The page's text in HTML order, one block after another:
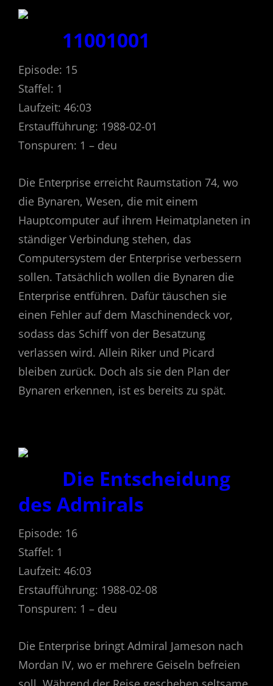
11001001
Episode: 15
Staffel: 1
Laufzeit: 46:03
Erstaufführung: 1988-02-01
Tonspuren: 1 – deu
Die Enterprise erreicht Raumstation 74, wo
die Bynaren, Wesen, die mit einem
Hauptcomputer auf ihrem Heimatplaneten in
ständiger Verbindung stehen, das
Computersystem der Enterprise verbessern
sollen. Tatsächlich wollen die Bynaren die
Enterprise entführen. Dafür täuschen sie
einen Fehler auf dem Maschinendeck vor,
sodass das Schiff von der Besatzung
verlassen wird. Allein Riker und Picard
bleiben zurück. Doch als sie den Plan der
Bynaren erkennen, ist es bereits zu spät.
Die Entscheidung
des Admirals
Episode: 16
Staffel: 1
Laufzeit: 46:03
Erstaufführung: 1988-02-08
Tonspuren: 1 – deu
Die Enterprise bringt Admiral Jameson nach
Mordan IV, wo er mehrere Geiseln befreien